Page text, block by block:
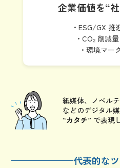
企業価値を“
・ESG/GX
・CO₂ 削減
・環境マ
紙媒体、ノベル
などのデジタル
“カタチ” で表現
代表的な